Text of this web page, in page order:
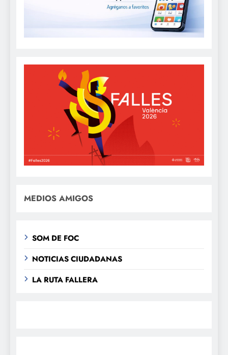
MEDIOS AMIGOS
SOM DE FOC
NOTICIAS CIUDADANAS
LA RUTA FALLERA